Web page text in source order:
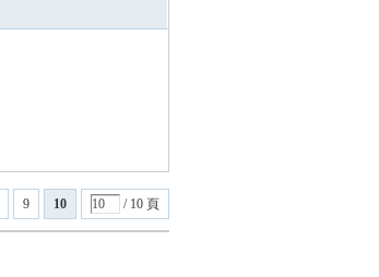
9 10 / 10 頁